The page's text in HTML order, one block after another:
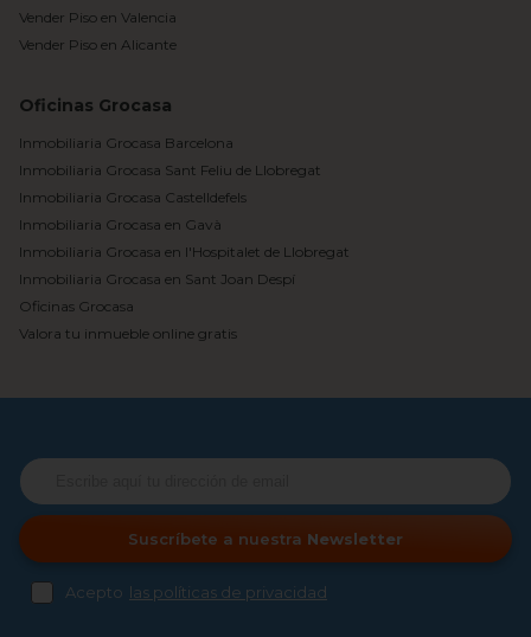
Vender Piso en Valencia
Vender Piso en Alicante
Oficinas Grocasa
Inmobiliaria Grocasa Barcelona
Inmobiliaria Grocasa Sant Feliu de Llobregat
Inmobiliaria Grocasa Castelldefels
Inmobiliaria Grocasa en Gavà
Inmobiliaria Grocasa en l'Hospitalet de Llobregat
Inmobiliaria Grocasa en Sant Joan Despí
Oficinas Grocasa
Valora tu inmueble online gratis
Suscríbete a nuestra Newsletter
Acepto las políticas de privacidad